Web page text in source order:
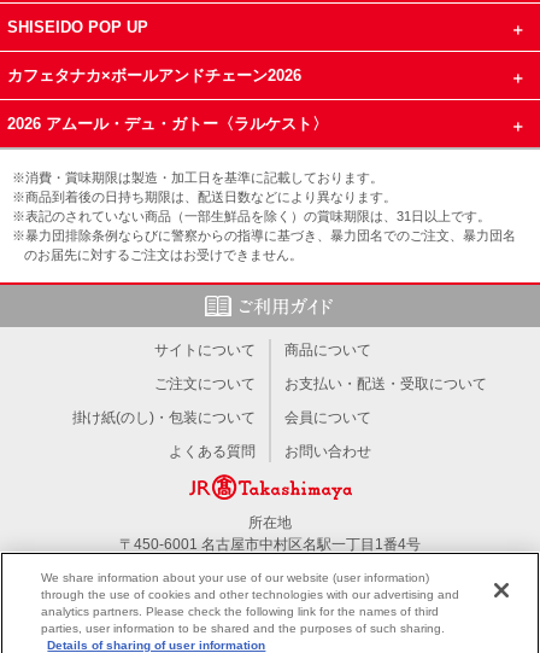
SHISEIDO POP UP
カフェタナカ×ボールアンドチェーン2026
2026 アムール・デュ・ガトー〈ラルケスト〉
※消費・賞味期限は製造・加工日を基準に記載しております。
※商品到着後の日持ち期限は、配送日数などにより異なります。
※表記のされていない商品（一部生鮮品を除く）の賞味期限は、31日以上です。
※暴力団排除条例ならびに警察からの指導に基づき、暴力団名でのご注文、暴力団名
のお届先に対するご注文はお受けできません。
サイトについて
商品について
ご注文について
お支払い・配送・受取について
掛け紙(のし)・包装について
会員について
よくある質問
お問い合わせ
所在地
〒450-6001 名古屋市中村区名駅一丁目1番4号
PC版を見る
We share information about your use of our website (user information)
through the use of cookies and other technologies with our advertising and
analytics partners. Please check the following link for the names of third
parties, user information to be shared and the purposes of such sharing.
Details of sharing of user information